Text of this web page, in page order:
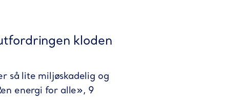
kloden
så lite miljøskadelig og
energi for alle», 9